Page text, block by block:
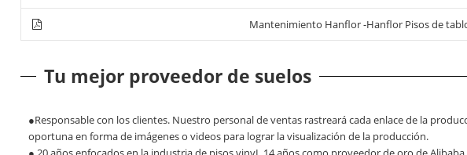
Mantenimiento Hanflor -Hanflor Pisos de
Tu mejor proveedor de suelos
●Responsable con los clientes. Nuestro personal de ventas rastreará cada enlace de la
oportuna en forma de imágenes o videos para lograr la visualización de la producción.